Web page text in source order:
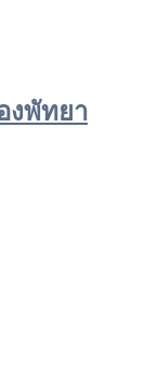
งพัทยา